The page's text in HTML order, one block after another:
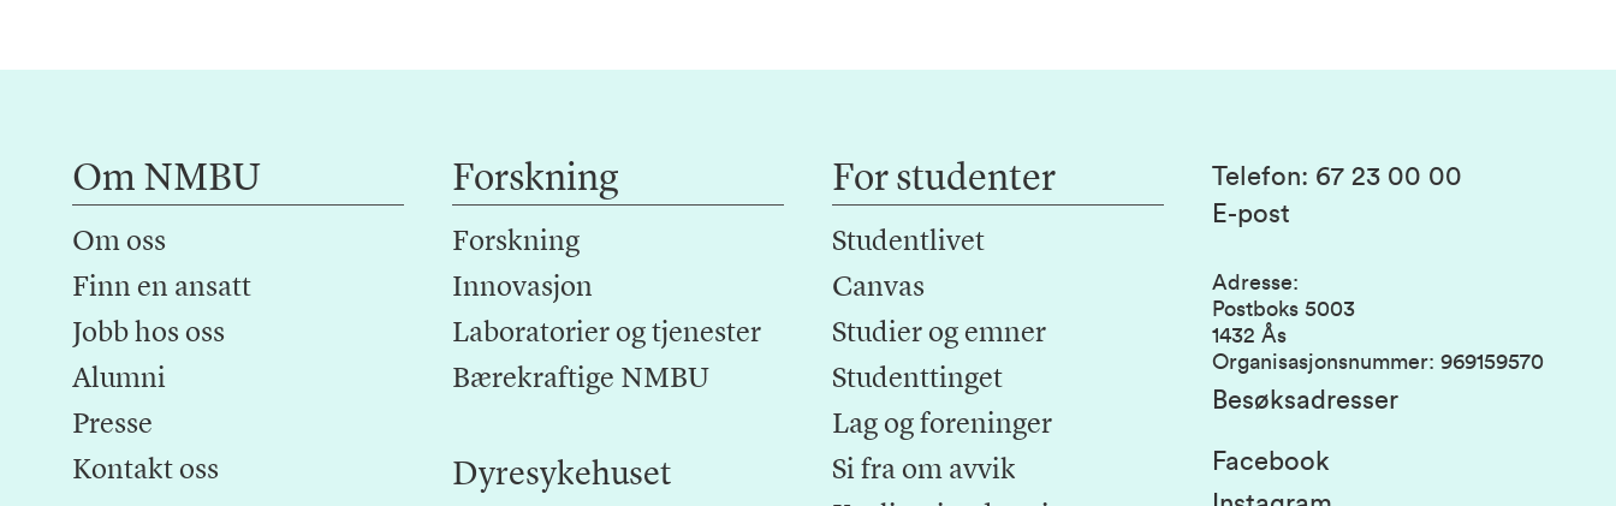
Om NMBU
Om oss
Finn en ansatt
Jobb hos oss
Alumni
Presse
Kontakt oss
Forskning
Forskning
Innovasjon
Laboratorier og tjenester
Bærekraftige NMBU
Dyresykehuset
For studenter
Studentlivet
Canvas
Studier og emner
Studenttinget
Lag og foreninger
Si fra om avvik
Telefon: 67 23 00 00
E-post
Adresse:
Postboks 5003
1432 Ås
Organisasjonsnummer: 969159570
Besøksadresser
Facebook